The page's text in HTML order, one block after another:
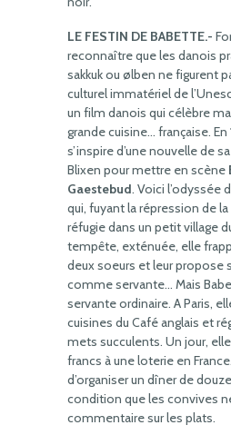
LE FESTIN DE BABETTE.-
reconnaître que les danois
sakkuk ou ølben ne figurent
culturel immatériel de
un film danois qui célèbre
grande cuisine… française. En
s’inspire d’une nouvelle de
Blixen pour mettre en scène
Gaestebud. Voici l’odyssée
qui, fuyant la répression de
réfugie dans un petit village
tempête, exténuée, elle
deux soeurs et leur propose
comme servante… Mais
servante ordinaire. A Paris,
cuisines du Café anglais et
mets succulents. Un jour,
francs à une loterie en
d’organiser un dîner de
condition que les convives
commentaire sur les plats.